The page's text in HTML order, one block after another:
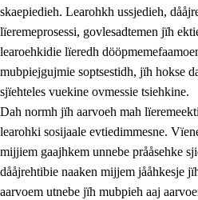
3.3 Gåetie jïh skuvle
3.4 Lïerehtimmie
3.5 Profesjonsektievoete jïh
skaepiedieh. Learohkh ussjedieh,
lïeremeprosessi, govlesadtemen jïh
learoehkidie lïeredh
mubpiejgujmie soptsestidh, jïh hokse
sjïehteles vuekine ovmessie tsiehkine.
Dah normh jïh aarvoeh mah
learohki sosijaale evtiedimmesne.
mijjiem gaajhkem unnebe prååsehke
dååjrehtibie naaken mijjem jååhkesje
aarvoem utnebe jïh mubpieh aaj